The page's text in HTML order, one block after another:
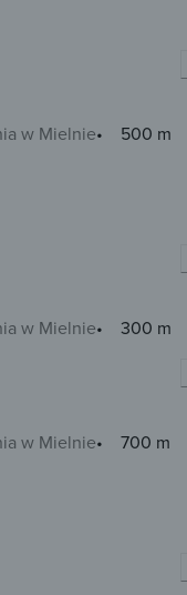
w Mielnie
500 m
w Mielnie
300 m
w Mielnie
700 m